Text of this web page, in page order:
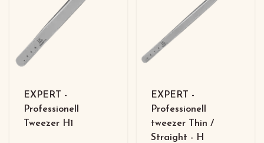
EXPERT -
Professionell
Tweezer H1
EXPERT -
Professionell
tweezer Thin /
Straight - H